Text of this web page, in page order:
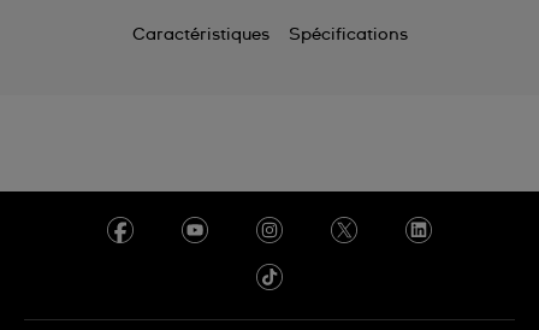
Caractéristiques Spécifications